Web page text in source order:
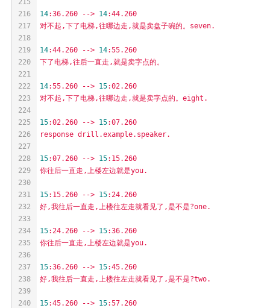
215
216
217
218
219
220
221
222
223
224
225
226
227
228
229
230
231
232
233
234
235
236
237
238
239
240
14:36.260 --> 14:44.260
对不起,下了电梯,往哪边走,就是卖盘子碗的。seven.
14:44.260 --> 14:55.260
下了电梯,往后一直走,就是卖字点的。
14:55.260 --> 15:02.260
对不起,下了电梯,往哪边走,就是卖字点的。eight.
15:02.260 --> 15:07.260
response drill.example.speaker.
15:07.260 --> 15:15.260
你往后一直走,上楼左边就是you.
15:15.260 --> 15:24.260
好,我往后一直走,上楼往左走就看见了,是不是?one.
15:24.260 --> 15:36.260
你往后一直走,上楼左边就是you.
15:36.260 --> 15:45.260
好,我往后一直走,上楼往左走就看见了,是不是?two.
15:45.260 --> 15:57.260